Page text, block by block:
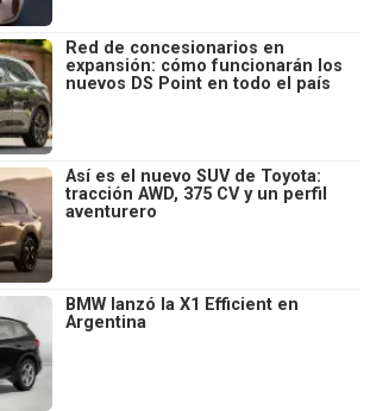
Red de concesionarios en
expansión: cómo funcionarán los
nuevos DS Point en todo el país
Así es el nuevo SUV de Toyota:
tracción AWD, 375 CV y un perfil
aventurero
BMW lanzó la X1 Efficient en
Argentina